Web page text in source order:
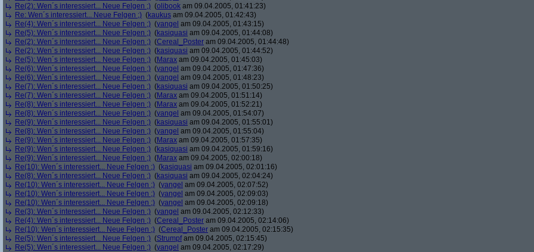
Re(2): Wen´s interessiert... Neue Felgen ;) (olibook am 09.04.2005, 01:41:23)
Re: Wen´s interessiert... Neue Felgen ;) (kaukus am 09.04.2005, 01:42:43)
Re(4): Wen´s interessiert... Neue Felgen ;) (yangel am 09.04.2005, 01:43:15)
Re(5): Wen´s interessiert... Neue Felgen ;) (kasiquasi am 09.04.2005, 01:44:08)
Re(2): Wen´s interessiert... Neue Felgen ;) (Cereal_Poster am 09.04.2005, 01:44:48)
Re(2): Wen´s interessiert... Neue Felgen ;) (kasiquasi am 09.04.2005, 01:44:52)
Re(5): Wen´s interessiert... Neue Felgen ;) (Marax am 09.04.2005, 01:45:03)
Re(6): Wen´s interessiert... Neue Felgen ;) (yangel am 09.04.2005, 01:47:36)
Re(6): Wen´s interessiert... Neue Felgen ;) (yangel am 09.04.2005, 01:48:23)
Re(7): Wen´s interessiert... Neue Felgen ;) (kasiquasi am 09.04.2005, 01:50:25)
Re(7): Wen´s interessiert... Neue Felgen ;) (Marax am 09.04.2005, 01:51:14)
Re(8): Wen´s interessiert... Neue Felgen ;) (Marax am 09.04.2005, 01:52:21)
Re(8): Wen´s interessiert... Neue Felgen ;) (yangel am 09.04.2005, 01:54:07)
Re(9): Wen´s interessiert... Neue Felgen ;) (kasiquasi am 09.04.2005, 01:55:01)
Re(8): Wen´s interessiert... Neue Felgen ;) (yangel am 09.04.2005, 01:55:04)
Re(9): Wen´s interessiert... Neue Felgen ;) (Marax am 09.04.2005, 01:57:35)
Re(9): Wen´s interessiert... Neue Felgen ;) (kasiquasi am 09.04.2005, 01:59:16)
Re(9): Wen´s interessiert... Neue Felgen ;) (Marax am 09.04.2005, 02:00:18)
Re(10): Wen´s interessiert... Neue Felgen ;) (kasiquasi am 09.04.2005, 02:01:16)
Re(8): Wen´s interessiert... Neue Felgen ;) (kasiquasi am 09.04.2005, 02:04:24)
Re(10): Wen´s interessiert... Neue Felgen ;) (yangel am 09.04.2005, 02:07:52)
Re(10): Wen´s interessiert... Neue Felgen ;) (yangel am 09.04.2005, 02:09:03)
Re(10): Wen´s interessiert... Neue Felgen ;) (yangel am 09.04.2005, 02:09:18)
Re(3): Wen´s interessiert... Neue Felgen ;) (yangel am 09.04.2005, 02:12:33)
Re(4): Wen´s interessiert... Neue Felgen ;) (Cereal_Poster am 09.04.2005, 02:14:06)
Re(10): Wen´s interessiert... Neue Felgen ;) (Cereal_Poster am 09.04.2005, 02:15:35)
Re(5): Wen´s interessiert... Neue Felgen ;) (Strumpfam 09.04.2005, 02:15:45)
Re(5): Wen´s interessiert... Neue Felgen ;) (yangel am 09.04.2005, 02:17:29)